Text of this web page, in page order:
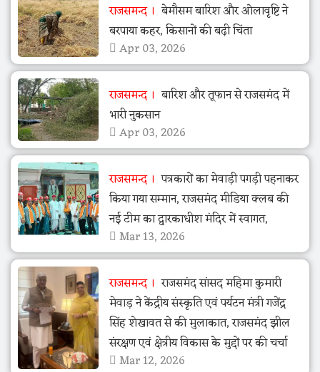
राजसमन्द
बेमौसम बारिश और ओलावृष्टि ने
बरपाया कहर, किसानों की बढ़ी चिंता
Apr 03, 2026
राजसमन्द
बारिश और तूफान से राजसमंद में
भारी नुकसान
Apr 03, 2026
राजसमन्द
पत्रकारों का मेवाड़ी पगड़ी पहनाकर
किया गया सम्मान, राजसमंद मीडिया क्लब की
नई टीम का द्वारकाधीश मंदिर में स्वागत,
Mar 13, 2026
राजसमन्द
राजसमंद सांसद महिमा कुमारी
मेवाड़ ने केंद्रीय संस्कृति एवं पर्यटन मंत्री गजेंद्र
सिंह शेखावत से की मुलाकात, राजसमंद झील
संरक्षण एवं क्षेत्रीय विकास के मुद्दों पर की चर्चा
Mar 12, 2026